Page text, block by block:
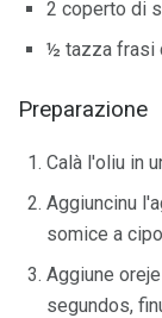
2 coperto di
½ tazza frasi
Preparazione
Calà l'oliu in
Aggiuncinu
somice a
Aggiune
segundos,